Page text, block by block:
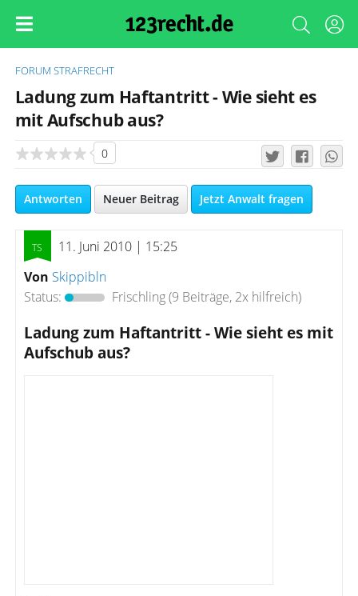
FORUM STRAFRECHT
Ladung zum Haftantritt - Wie sieht es
mit Aufschub aus?
0
Antworten Neuer Beitrag Jetzt Anwalt fragen
11. Juni 2010 | 15:25
Von Skippibln
Status:
Frischling(9 Beiträge, 2x hilfreich)
Ladung zum Haftantritt - Wie sieht es mit
Aufschub aus?